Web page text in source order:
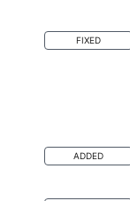
FIXED
ADDED